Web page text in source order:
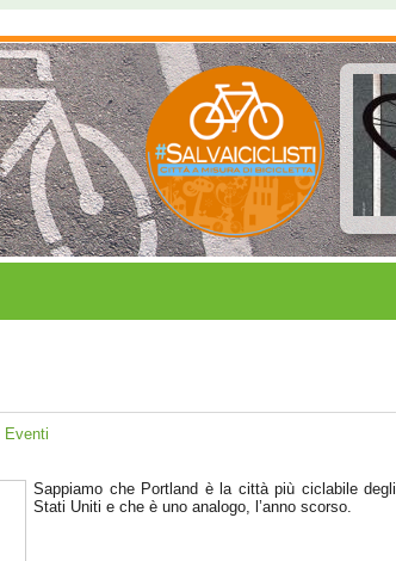
Eventi
Sappiamo che Portland è la città più ciclabile degli
Stati Uniti e che è uno analogo, l’anno scorso.